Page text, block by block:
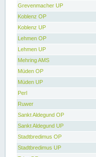
Grevenmacher UP
Koblenz OP
Koblenz UP
Lehmen OP
Lehmen UP
Mehring AMS
Müden OP
Müden UP
Perl
Ruwer
Sankt Aldegund OP
Sankt Aldegund UP
Stadtbredimus OP
Stadtbredimus UP